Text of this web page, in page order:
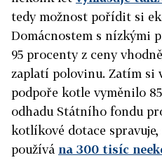
tedy možnost pořídit si
Domácnostem s nízkými
95 procenty z ceny
zaplatí polovinu. Zatím si
podpoře kotle vyměnilo
odhadu Státního fondu
kotlíkové dotace spravuje,
používá na 300 tisíc